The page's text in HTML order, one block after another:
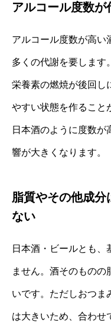
アルコール度数
アルコール度数が高い
多くの代謝を要します
栄養素の燃焼が後回し
やすい状態を作ること
日本酒のように度数
響が大きくなります。
脂質やその他成
ない
日本酒・ビールとも
ません。酒そのものの
いです。ただしおつま
は大きいため、合わせ